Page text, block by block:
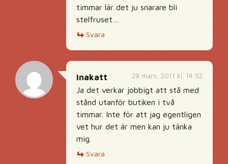
timmar lär det ju snarare bli
stelfruset…
Svara
29 mars, 2011 kl. 14:52
Inakatt
Ja det verkar jobbigt att stå med
stånd utanför butiken i två
timmar. Inte för att jag egentligen
vet hur det är men kan ju tänka
mig.
Svara